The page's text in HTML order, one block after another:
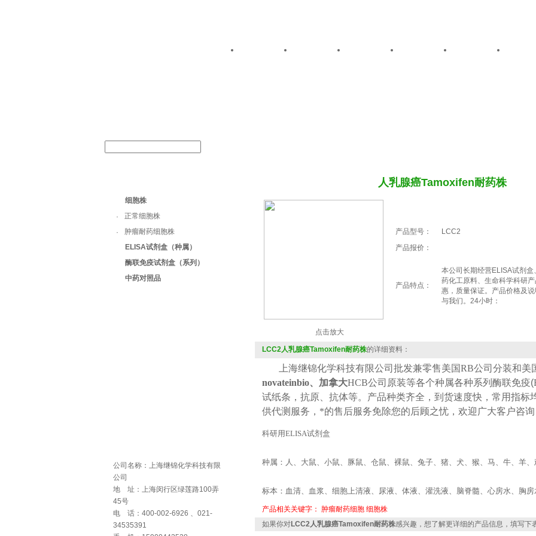
细胞株
·
正常细胞株
·
肿瘤耐药细胞株
ELISA试剂盒（种属）
酶联免疫试剂盒（系列）
中药对照品
公司名称：上海继锦化学科技有限
公司
地 址：上海闵行区绿莲路100弄
45号
电 话：400-002-6926 、021-
34535391
人乳腺癌Tamoxifen耐药株
点击放大
产品型号：
LCC2
产品报价：
产品特点：
本公司长期经营ELISA试剂
药化工原料、生命科学科研
惠，质量保证。产品价格及
与我们。24小时：
LCC2人乳腺癌Tamoxifen耐药株的详细资料：
上海继锦化学科技有限公司批发兼零售美国RB公司 分装和美
novateinbio、加拿大HCB公司原装等各个种属各种系列酶联免疫(
试纸条，抗原、抗体等。产品种类齐全，到货速度快，常用指标
供代测服务，*的售后服务免除您的后顾之忧，欢迎广大客户咨询
科研用ELISA试剂盒
种属：人、大鼠、小鼠、豚鼠、仓鼠、裸鼠、兔子、猪、犬、猴、马、牛、羊、
标本：血清、血浆、细胞上清液、尿液、体液、灌洗液、脑脊髓、心房水、胸房
产品相关关键字： 肿瘤耐药细胞 细胞株
如果你对LCC2人乳腺癌Tamoxifen耐药株感兴趣，想了解更详细的产品信息，填写下